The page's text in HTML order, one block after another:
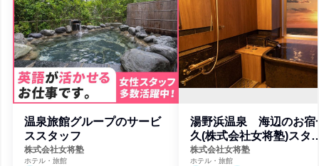
温泉旅館グループのサービ
ススタッフ
株式会社女将塾
ホテル・旅館
湯野浜温泉 海辺のお宿
久(株式会社女将塾)スタ
フ
株式会社女将塾
ホテル・旅館